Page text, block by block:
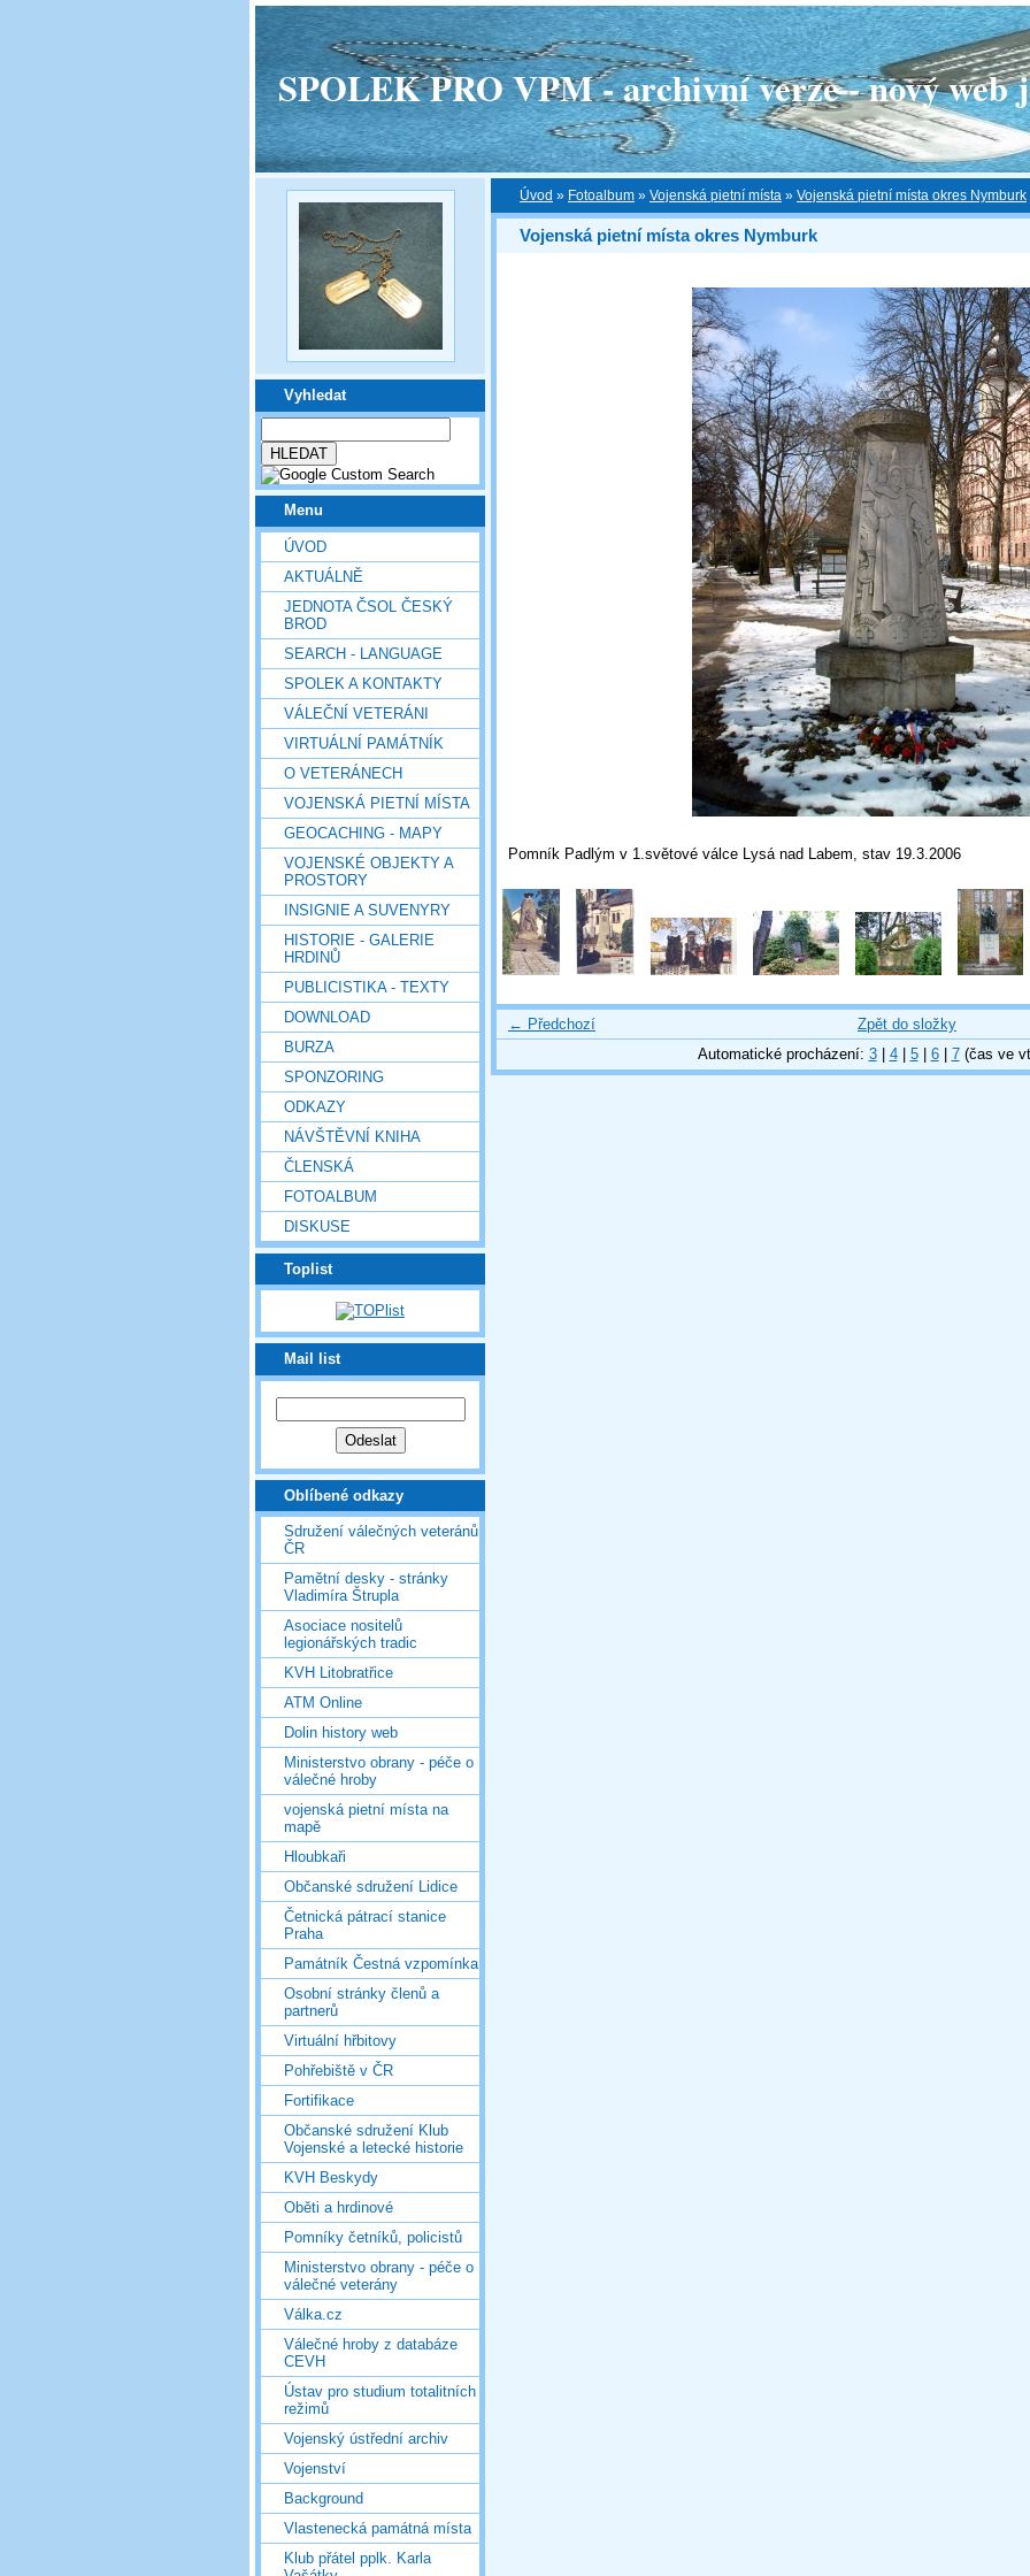
SPOLEK PRO VPM - archivní verze - nový web
Vyhledat
Menu
ÚVOD
AKTUÁLNĚ
JEDNOTA ČSOL ČESKÝ
BROD
SEARCH - LANGUAGE
SPOLEK A KONTAKTY
VÁLEČNÍ VETERÁNI
VIRTUÁLNÍ PAMÁTNÍK
O VETERÁNECH
VOJENSKÁ PIETNÍ MÍSTA
GEOCACHING - MAPY
VOJENSKÉ OBJEKTY A
PROSTORY
INSIGNIE A SUVENYRY
HISTORIE - GALERIE
HRDINŮ
PUBLICISTIKA - TEXTY
DOWNLOAD
BURZA
SPONZORING
ODKAZY
NÁVŠTĚVNÍ KNIHA
ČLENSKÁ
FOTOALBUM
DISKUSE
Toplist
Mail list
Oblíbené odkazy
Sdružení válečných veteránů
ČR
Pamětní desky - stránky
Vladimíra Štrupla
Asociace nositelů
legionářských tradic
KVH Litobratřice
ATM Online
Dolin history web
Ministerstvo obrany - péče o
válečné hroby
vojenská pietní místa na
mapě
Hloubkaři
Občanské sdružení Lidice
Četnická pátrací stanice
Praha
Památník Čestná vzpomínka
Osobní stránky členů a
partnerů
Virtuální hřbitovy
Pohřebiště v ČR
Fortifikace
Občanské sdružení Klub
Vojenské a letecké historie
KVH Beskydy
Oběti a hrdinové
Pomníky četníků, policistů
Ministerstvo obrany - péče o
válečné veterány
Válka.cz
Válečné hroby z databáze
CEVH
Ústav pro studium totalitních
režimů
Vojenský ústřední archiv
Vojenství
Background
Vlastenecká památná místa
Klub přátel pplk. Karla
Úvod » Fotoalbum » Vojenská pietní místa » Vojenská pietní místa okres Nymburk
Vojenská pietní místa okres Nymburk
Pomník Padlým v 1.světové válce Lysá nad Labem, stav 19.3.2006
← Předchozí
Zpět do složky
Automatické procházení: 3| 4| 5| 6| 7(čas ve